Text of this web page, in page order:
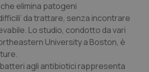
Giulia
coronaropatie
elimina patogeni
da trattare, senza incontrare
Lo studio, condotto da vari
University a Boston, è
.
agli antibiotici rappresenta